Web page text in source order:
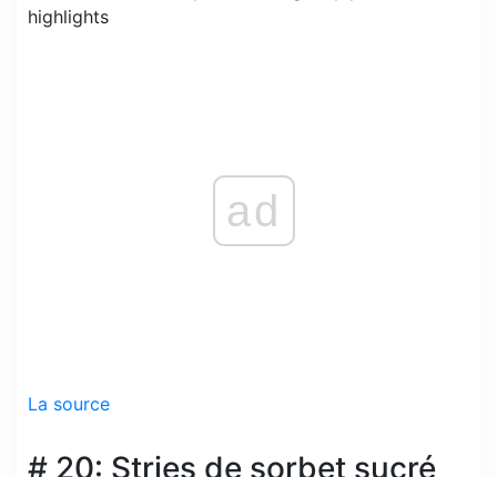
ad
La source
# 20: Stries de sorbet sucré